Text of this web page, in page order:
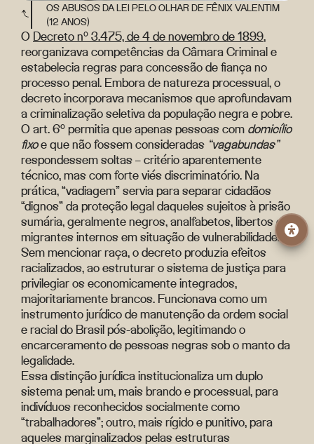
OS ABUSOS DA LEI PELO OLHAR DE FÊNIX VALENTIM
(12 ANOS)
O Decreto nº 3.475, de 4 de novembro de 1899,
reorganizava competências da Câmara Criminal e
estabelecia regras para concessão de fiança no
processo penal. Embora de natureza processual, o
decreto incorporava mecanismos que aprofundavam
a criminalização seletiva da população negra e pobre.
O art. 6º permitia que apenas pessoas com domicílio
fixoe que não fossem consideradas “vagabundas”
respondessem soltas – critério aparentemente
técnico, mas com forte viés discriminatório. Na
prática, “vadiagem” servia para separar cidadãos
“dignos” da proteção legal daqueles sujeitos à prisão
sumária, geralmente negros, analfabetos, libertos ou
migrantes internos em situação de vulnerabilidade.
Sem mencionar raça, o decreto produzia efeitos
racializados, ao estruturar o sistema de justiça para
privilegiar os economicamente integrados,
majoritariamente brancos. Funcionava como um
instrumento jurídico de manutenção da ordem social
e racial do Brasil pós-abolição, legitimando o
encarceramento de pessoas negras sob o manto da
legalidade.
Essa distinção jurídica institucionaliza um duplo
sistema penal: um, mais brando e processual, para
indivíduos reconhecidos socialmente como
“trabalhadores”; outro, mais rígido e punitivo, para
aqueles marginalizados pelas estruturas